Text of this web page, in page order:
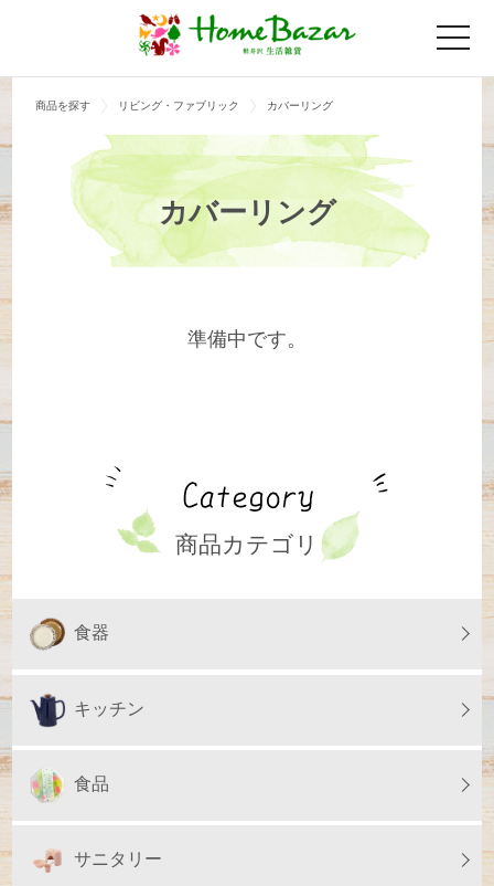
toggle
商品を探す リビング・ファブリック カバーリング
カバーリング
準備中です。
商品カテゴリ
食器
キッチン
食品
サニタリー